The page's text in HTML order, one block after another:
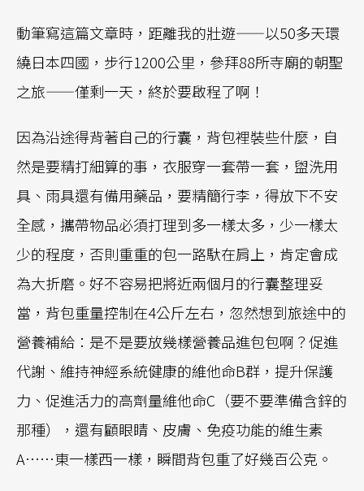
動筆寫這篇文章時，距離我的壯遊——以50多天環
繞日本四國，步行1200公里，參拜88所寺廟的朝聖
之旅——僅剩一天，終於要啟程了啊！
因為沿途得背著自己的行囊，背包裡裝些什麼，自
然是要精打細算的事，衣服穿一套帶一套，盥洗用
具、雨具還有備用藥品，要精簡行李，得放下不安
全感，攜帶物品必須打理到多一樣太多，少一樣太
少的程度，否則重重的包一路馱在肩上，肯定會成
為大折磨。好不容易把將近兩個月的行囊整理妥
當，背包重量控制在4公斤左右，忽然想到旅途中的
營養補給：是不是要放幾樣營養品進包包啊？促進
代謝、維持神經系統健康的維他命B群，提升保護
力、促進活力的高劑量維他命C（要不要準備含鋅的
那種），還有顧眼睛、皮膚、免疫功能的維生素
A……東一樣西一樣，瞬間背包重了好幾百公克。